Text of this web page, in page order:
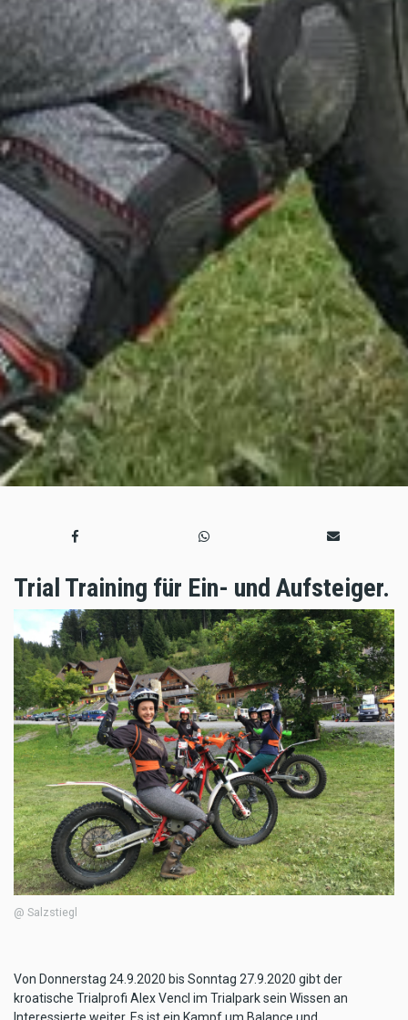
Trial Training für Ein- und Aufsteiger.
@ Salzstiegl
Von Donnerstag 24.9.2020 bis Sonntag 27.9.2020 gibt der
kroatische Trialprofi Alex Vencl im Trialpark sein Wissen an